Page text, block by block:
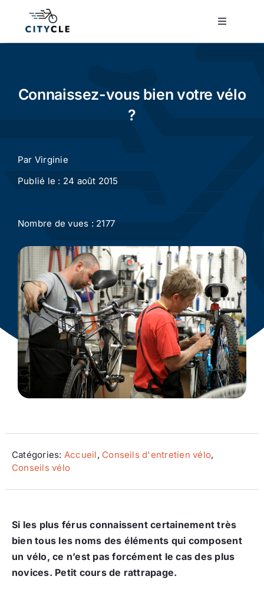
Toggle
Cyclisme urbain
Matériel
Actualité
Ecologie
Connaissez-vous bien votre vélo
?
Par Virginie
Publié le : 24 août 2015
Nombre de vues : 2177
Catégories: Accueil, Conseils d'entretien vélo,
Conseils vélo
Si les plus férus connaissent certainement très
bien tous les noms des éléments qui composent
un vélo, ce n’est pas forcément le cas des plus
novices. Petit cours de rattrapage.